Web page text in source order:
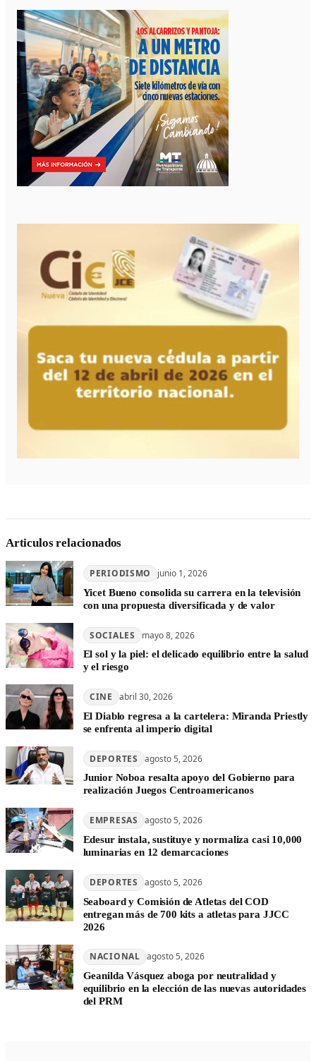
Articulos relacionados
PERIODISMO junio 1, 2026
Yicet Bueno consolida su carrera en la televisión
con una propuesta diversificada y de valor
SOCIALES mayo 8, 2026
El sol y la piel: el delicado equilibrio entre la salud
y el riesgo
CINE abril 30, 2026
El Diablo regresa a la cartelera: Miranda Priestly
se enfrenta al imperio digital
DEPORTES agosto 5, 2026
Junior Noboa resalta apoyo del Gobierno para
realización Juegos Centroamericanos
EMPRESAS agosto 5, 2026
Edesur instala, sustituye y normaliza casi 10,000
luminarias en 12 demarcaciones
DEPORTES agosto 5, 2026
Seaboard y Comisión de Atletas del COD
entregan más de 700 kits a atletas para JJCC
2026
NACIONAL agosto 5, 2026
Geanilda Vásquez aboga por neutralidad y
equilibrio en la elección de las nuevas autoridades
del PRM